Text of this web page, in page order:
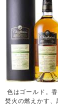
色はゴールド。
焚火の燃えかす、